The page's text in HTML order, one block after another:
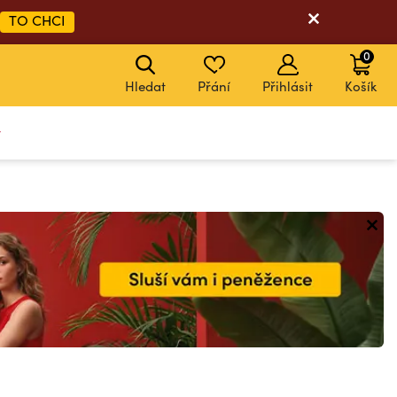
TO CHCI
Hledat Přání Přihlásit Košík
0